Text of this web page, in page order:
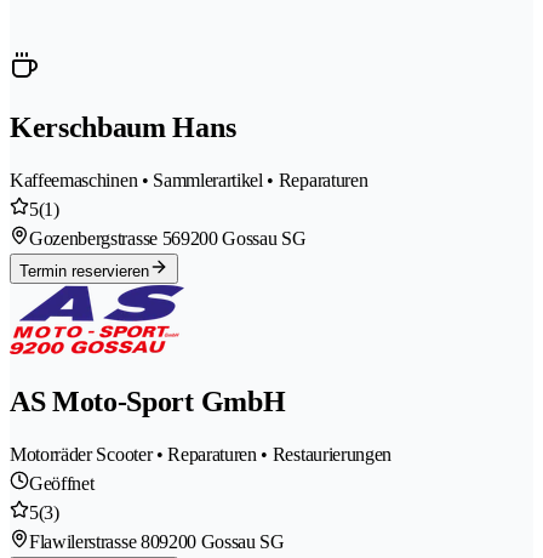
Kerschbaum Hans
Kaffeemaschinen • Sammlerartikel • Reparaturen
5(1)
Gozenbergstrasse 569200 Gossau SG
Termin reservieren
AS Moto-Sport GmbH
Motorräder Scooter • Reparaturen • Restaurierungen
Geöffnet
5(3)
Flawilerstrasse 809200 Gossau SG